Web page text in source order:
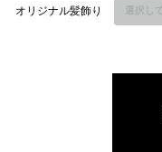
オリジナル髪飾り